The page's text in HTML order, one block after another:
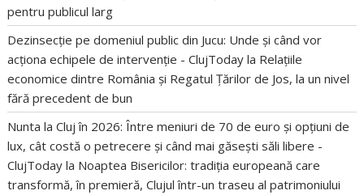
pentru publicul larg
Dezinsecție pe domeniul public din Jucu: Unde și când vor
acționa echipele de intervenție - ClujToday la Relațiile
economice dintre România și Regatul Țărilor de Jos, la un nivel
fără precedent de bun
Nunta la Cluj în 2026: Între meniuri de 70 de euro și opțiuni de
lux, cât costă o petrecere și când mai găsești săli libere -
ClujToday la Noaptea Bisericilor: tradiția europeană care
transformă, în premieră, Clujul într-un traseu al patrimoniului